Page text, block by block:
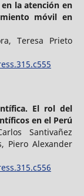
la atención en
móvil en
Teresa Prieto
El rol del
en el Perú
Santivañez
Piero Alexander